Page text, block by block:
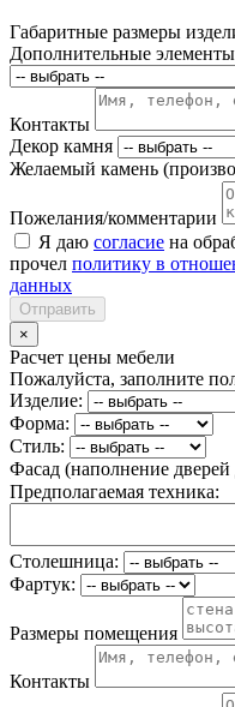
Габаритные размеры
Дополнительные элементы
Контакты
Декор камня
Желаемый камень
Пожелания/комментарии
Я даю согласие на
прочел политику в
данных
Отправить
×
Расчет цены мебели
Пожалуйста, заполните
Изделие:
Форма:
Стиль:
Фасад (наполнение
Предполагаемая техника:
Столешница:
Фартук:
Размеры помещения
Контакты